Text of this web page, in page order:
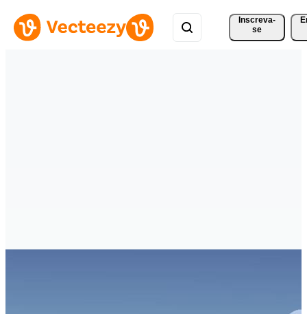
Inscreva-
se